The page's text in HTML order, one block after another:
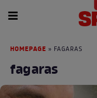
HOMEPAGE » FAGARAS
fagaras